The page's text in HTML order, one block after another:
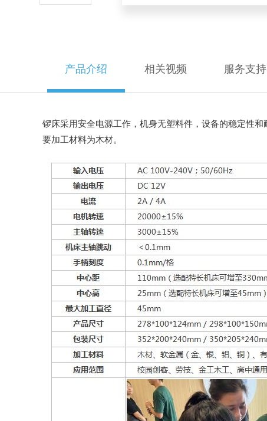
产品介绍 相关视频 服务支持
锣床采用安全电源工作，机身无塑料件，设备的稳定性
要加工材料为木材。